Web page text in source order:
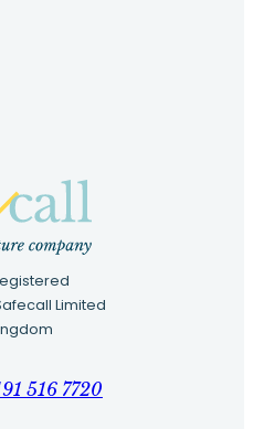
Limited
516 7720